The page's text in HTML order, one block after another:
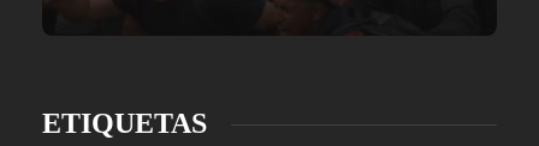
ETIQUETAS